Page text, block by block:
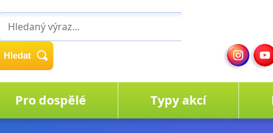
Hledat
Pro dospělé Typy akcí